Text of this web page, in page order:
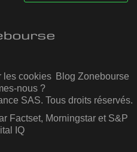
les cookies Blog Zonebourse
nous ?
SAS. Tous droits réservés.
Factset, Morningstar et S&P
IQ